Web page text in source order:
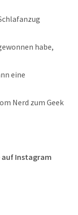
habe,
eine
Nerd zum Geek
auf Instagram